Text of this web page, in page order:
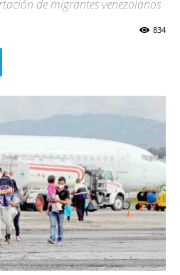
de migrantes venezolanos
834